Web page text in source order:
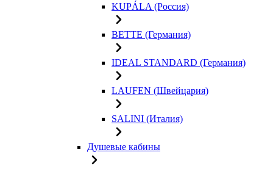
KUPÁLA (Россия)
BETTE (Германия)
IDEAL STANDARD (Германия)
LAUFEN (Швейцария)
SALINI (Италия)
Душевые кабины